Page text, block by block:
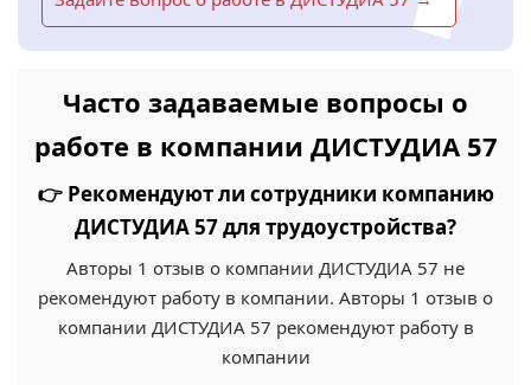
Часто задаваемые вопросы о
работе в компании ДИСТУДИА 57
👉 Рекомендуют ли сотрудники компанию
ДИСТУДИА 57 для трудоустройства?
Авторы 1 отзыв о компании ДИСТУДИА 57 не
рекомендуют работу в компании. Авторы 1 отзыв о
компании ДИСТУДИА 57 рекомендуют работу в
компании